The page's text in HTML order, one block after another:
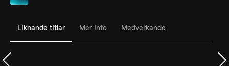
Liknande titlar Mer info Medverkande